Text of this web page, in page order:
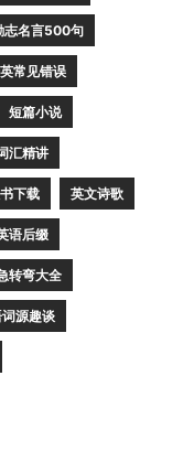
志名言500句
常见错误
短篇小说
汇精讲
下载 英文诗歌
语后缀
转弯大全
源趣谈